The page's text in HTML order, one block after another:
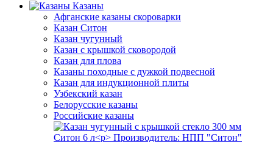
Казаны
Афганские казаны скороварки
Казан Ситон
Казан чугунный
Казан с крышкой сковородой
Казан для плова
Казаны походные с дужкой подвесной
Казан для индукционной плиты
Узбекский казан
Белорусские казаны
Российские казаны